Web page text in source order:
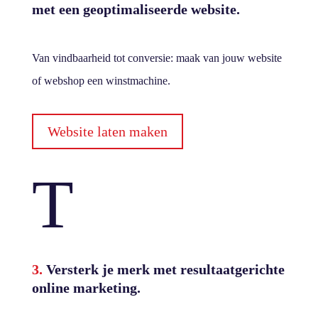
met een geoptimaliseerde website.
Van vindbaarheid tot conversie: maak van jouw website
of webshop een winstmachine.
Website laten maken
T
3. Versterk je merk met resultaatgerichte
online marketing.